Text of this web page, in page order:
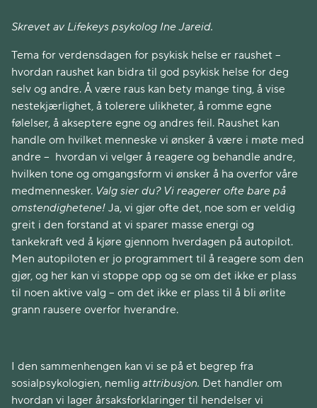
Skrevet av Lifekeys psykolog Ine Jareid.
Tema for verdensdagen for psykisk helse er raushet –
hvordan raushet kan bidra til god psykisk helse for deg
selv og andre. Å være raus kan bety mange ting, å vise
nestekjærlighet, å tolerere ulikheter, å romme egne
følelser, å akseptere egne og andres feil. Raushet kan
handle om hvilket menneske vi ønsker å være i møte med
andre – hvordan vi velger å reagere og behandle andre,
hvilken tone og omgangsform vi ønsker å ha overfor våre
medmennesker. Valg sier du? Vi reagerer ofte bare på
omstendighetene! Ja, vi gjør ofte det, noe som er veldig
greit i den forstand at vi sparer masse energi og
tankekraft ved å kjøre gjennom hverdagen på autopilot.
Men autopiloten er jo programmert til å reagere som den
gjør, og her kan vi stoppe opp og se om det ikke er plass
til noen aktive valg – om det ikke er plass til å bli ørlite
grann rausere overfor hverandre.
I den sammenhengen kan vi se på et begrep fra
sosialpsykologien, nemlig attribusjon. Det handler om
hvordan vi lager årsaksforklaringer til hendelser vi